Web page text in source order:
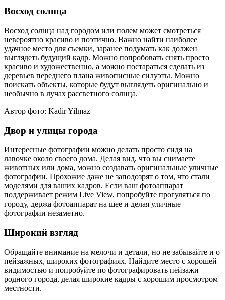
Восход солнца
Восход солнца над городом или полем может смотреться
невероятно красиво и поэтично. Важно найти наиболее
удачное место для съемки, заранее подумать как должен
выглядеть будущий кадр. Можно попробовать снять просто
красиво и художественно, а можно постараться сделать из
деревьев переднего плана живописные силуэты. Можно
поискать объекты, которые будут выглядеть оригинально и
необычно в лучах рассветного солнца.
Автор фото: Kadir Yilmaz
Двор и улицы города
Интересные фотографии можно делать просто сидя на
лавочке около своего дома. Делая вид, что вы снимаете
животных или дома, можно создавать оригинальные уличные
фотографии. Прохожие даже не заподозрят о том, что стали
моделями для ваших кадров. Если ваш фотоаппарат
поддерживает режим Live View, попробуйте прогуляться по
городу, держа фотоаппарат на шее и делая уличные
фотографии незаметно.
Широкий взгляд
Обращайте внимание на мелочи и детали, но не забывайте и о
пейзажных, широких фотографиях. Найдите место с хорошей
видимостью и попробуйте по фотографировать пейзажи
родного города, делая широкие кадры с хорошим просмотром
местности.